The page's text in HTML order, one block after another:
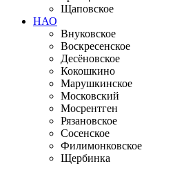
Щаповское
НАО
Внуковское
Воскресенское
Десёновское
Кокошкино
Марушкинское
Московский
Мосрентген
Рязановское
Сосенское
Филимонковское
Щербинка